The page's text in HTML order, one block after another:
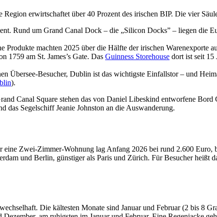
erwirtschaftet über 40 Prozent des irischen BIP. Die vier
Rund um Grand Canal Dock – die „Silicon Docks” – liegen die
machten 2025 über die Hälfte der irischen Warenexporte
1759 am St. James’s Gate. Das Guinness Storehouse dort ist seit 15
Übersee-Besucher, Dublin ist das wichtigste Einfallstor – und
).
Canal Square stehen das von Daniel Libeskind entworfene
das Segelschiff Jeanie Johnston an die Auswanderung.
Zwei-Zimmer-Wohnung lag Anfang 2026 bei rund 2.600
und Berlin, günstiger als Paris und Zürich. Für Besucher heißt
Die kältesten Monate sind Januar und Februar (2 bis 8